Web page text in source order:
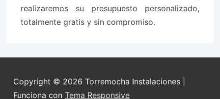
realizaremos su presupuesto personalizado,
totalmente gratis y sin compromiso.
Copyright © 2026 Torremocha Instalaciones
Funciona con Tema Responsive